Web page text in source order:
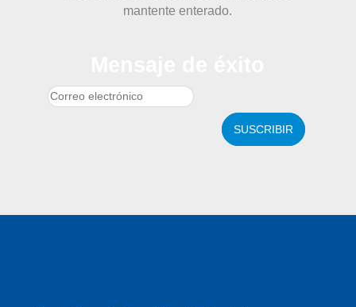
mantente enterado.
SUSCRIBIR